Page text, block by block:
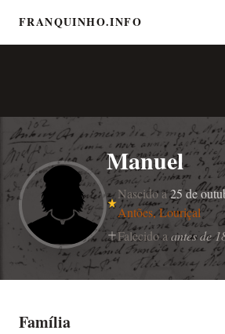
FRANQUINHO.INFO
Manuel
Nascido a25 de
Antões, Louriçal
Falecido aantes de
Família